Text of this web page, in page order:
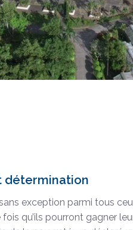
détermination
exception parmi tous
qu’ils pourront gagner